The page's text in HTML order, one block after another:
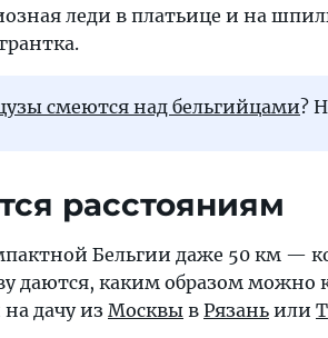
леди в платьице и на
смеются над бельгийцами?
расстояниям
Бельгии даже 50 км —
даются, каким образом
дачу из Москвы в Рязань или